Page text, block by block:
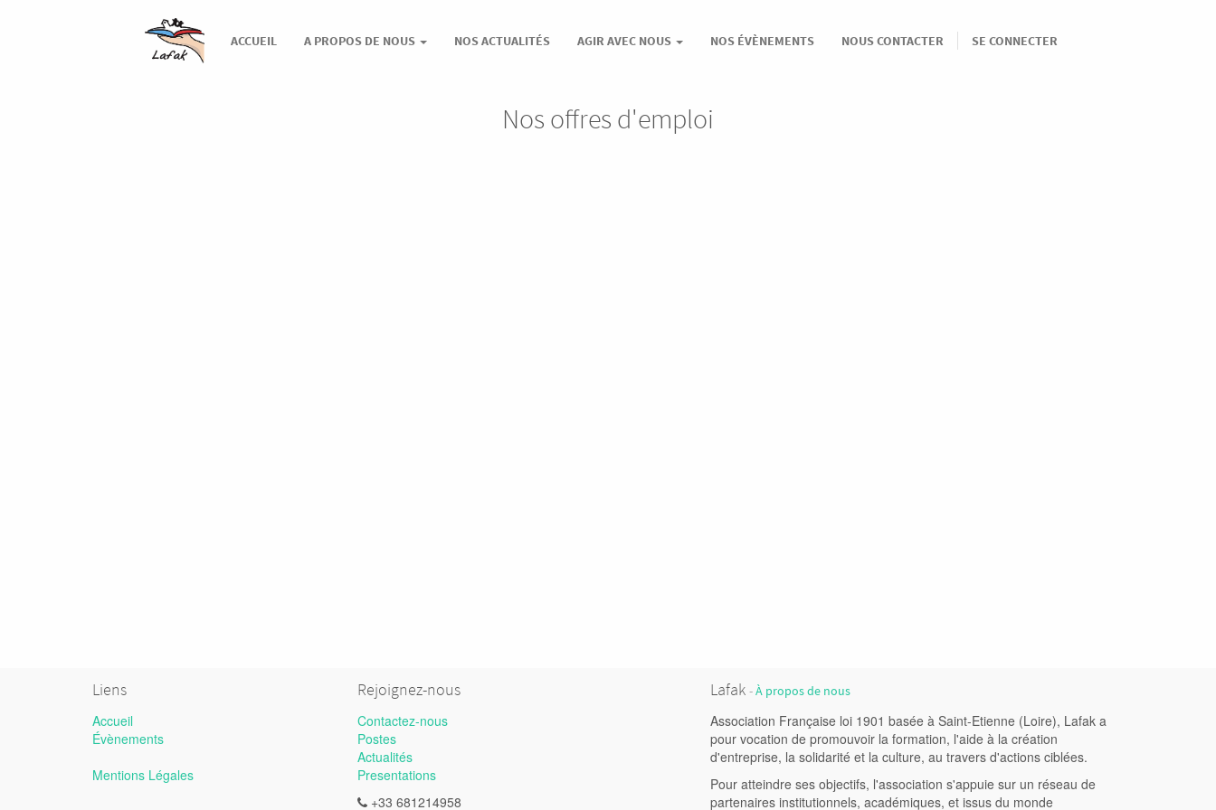
ACCUEIL A PROPOS DE NOUS NOS ACTUALITÉS AGIR AVEC NOUS NOS ÉVÈNEMENTS NOUS CONTACTER SE CONNECTER
Nos offres d'emploi
Liens
Accueil
Évènements
Mentions Légales
Rejoignez-nous
Contactez-nous
Postes
Actualités
Presentations
+33 681214958
Lafak -À propos de nous
Association Française loi 1901 basée à Saint-Etienne (Loire), Lafak a
pour vocation de promouvoir la formation, l'aide à la création
d'entreprise, la solidarité et la culture, au travers d'actions ciblées.
Pour atteindre ses objectifs, l'association s'appuie sur un réseau de
partenaires institutionnels, académiques, et issus du monde